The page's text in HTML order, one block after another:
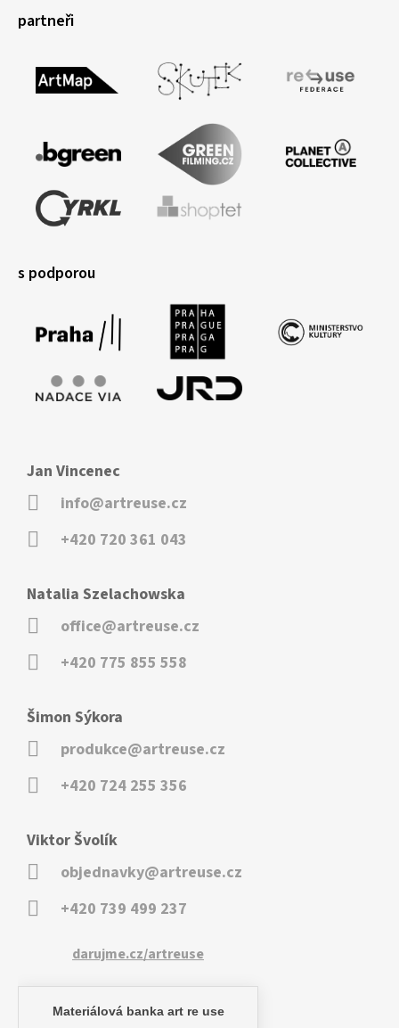
partneři
s podporou
Jan Vincenec
info@artreuse.cz
+420 720 361 043
Natalia Szelachowska
office@artreuse.cz
+420 775 855 558
Šimon Sýkora
produkce@artreuse.cz
+420 724 255 356
Viktor Švolík
objednavky@artreuse.cz
+420 739 499 237
darujme.cz/artreuse